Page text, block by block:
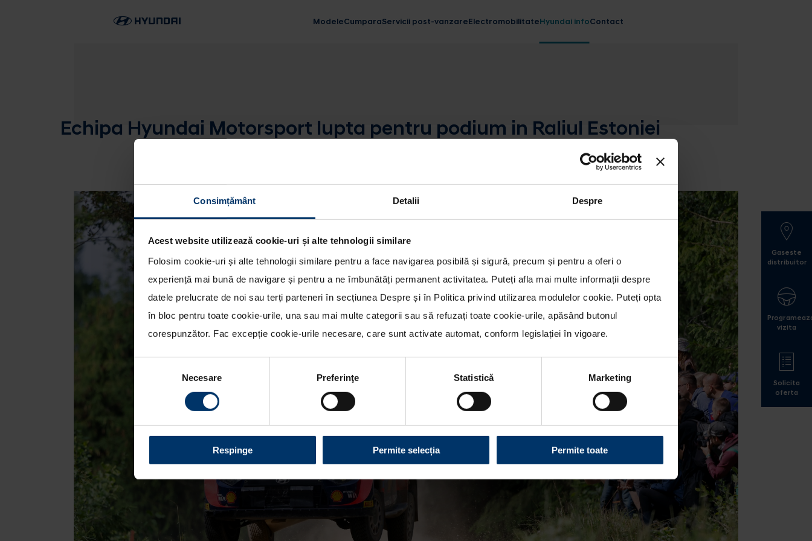
Consimțământ Detalii Despre
Acest website utilizează cookie-uri și alte tehnologii similare
Folosim cookie-uri și alte tehnologii similare pentru a face navigarea posibilă și sigură, precum și pentru a oferi o
experiență mai bună de navigare și pentru a ne îmbunătăți permanent activitatea. Puteți afla mai multe informații despre
datele prelucrate de noi sau terți parteneri în secțiunea Despre și în Politica privind utilizarea modulelor cookie. Puteți opta
în bloc pentru toate cookie-urile, una sau mai multe categorii sau să refuzați toate cookie-urile, apăsând butonul
corespunzător. Fac excepție cookie-urile necesare, care sunt activate automat, conform legislației în vigoare.
consimțământului
Necesare Preferinţe Statistică Marketing
Respinge Permite selecția Permite toate
Echipa Hyundai Motorsport lupta pentru podium in Raliul Estoniei
ModeleCumparaServicii post-vanzareElectromobilitateHyundai infoContact
Gaseste
distribuitor
vizita
Solicita
oferta